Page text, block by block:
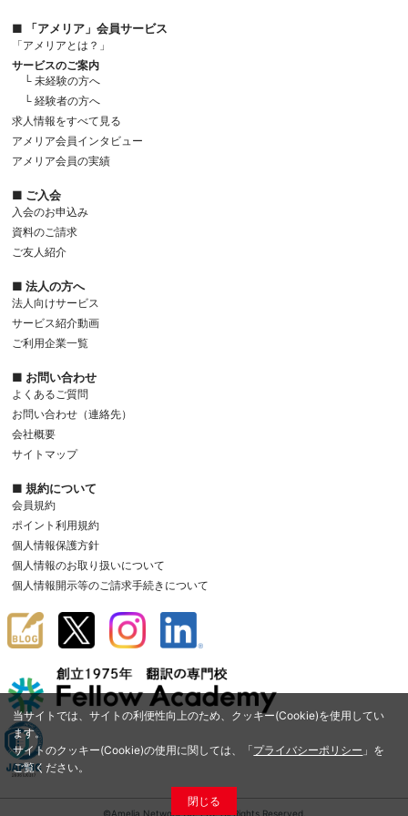
当サイトでは、サイトの利便性向上のため、クッキー(Cookie)を使用してい
ます。
サイトのクッキー(Cookie)の使用に関しては、「プライバシーポリシー 」を
ご覧ください。
閉じる
■ 「アメリア」会員サービス
「アメリアとは？」
サービスのご案内
└ 未経験の方へ
└ 経験者の方へ
求人情報をすべて見る
アメリア会員インタビュー
アメリア会員の実績
■ ご入会
入会のお申込み
資料のご請求
ご友人紹介
■ 法人の方へ
法人向けサービス
サービス紹介動画
ご利用企業一覧
■ お問い合わせ
よくあるご質問
お問い合わせ（連絡先）
会社概要
サイトマップ
■ 規約について
会員規約
ポイント利用規約
個人情報保護方針
個人情報のお取り扱いについて
個人情報開示等のご請求手続きについて
©Amelia Network Co.,Ltd. All Rights Reserved.